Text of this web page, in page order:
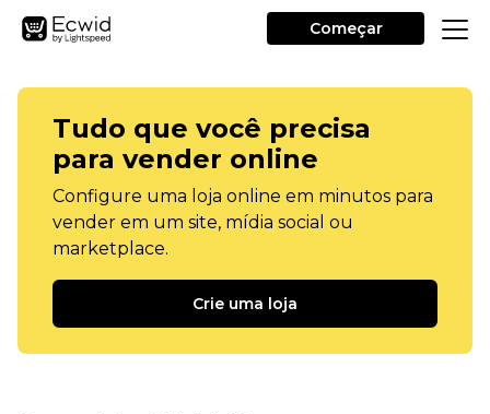
Começar
Tudo que você precisa
para vender online
Configure uma loja online em minutos para
vender em um site, mídia social ou
marketplace.
Crie uma loja